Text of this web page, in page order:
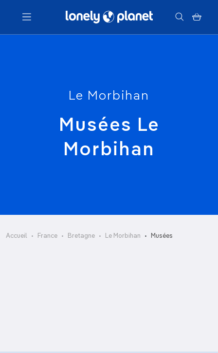
Menu
Le Morbihan
Musées Le
Morbihan
Accueil France Bretagne Le Morbihan Musées
Château Gaillard
d’Archéologie